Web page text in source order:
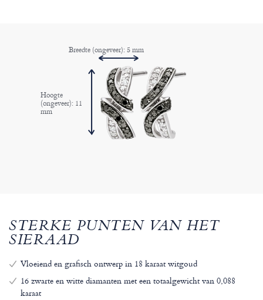
Hoogte
(ongeveer): 11
mm
Breedte (ongeveer): 5 mm
STERKE PUNTEN VAN HET
SIERAAD
Vloeiend en grafisch ontwerp in 18 karaat witgoud
16 zwarte en witte diamanten met een totaalgewicht van 0,088
karaat